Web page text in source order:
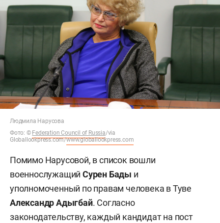
Людмила Нарусова
Фото: © Federation Council of Russia/via
Globallookpress.com/www.globallookpress.com
Помимо Нарусовой, в список вошли
военнослужащийСурен Бады и
уполномоченный по правам человека в Туве
Александр Адыгбай. Согласно
законодательству, каждый кандидат на пост